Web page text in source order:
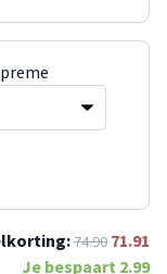
74.90 71.91
Je bespaart 2.99